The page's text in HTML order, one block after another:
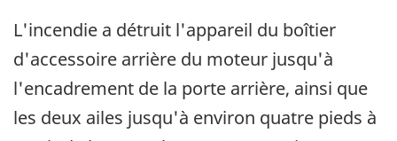
L'incendie a détruit l'appareil du boîtier
d'accessoire arrière du moteur jusqu'à
l'encadrement de la porte arrière, ainsi que
les deux ailes jusqu'à environ quatre pieds à